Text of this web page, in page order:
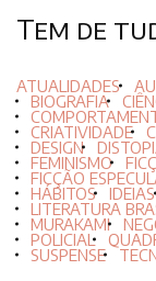
Tem de
ATUALIDADES
BIOGRAFIA
CRIATIVIDADE
DESIGN
FEMINISMO
FICÇÃO
HÁBITOS IDEIAS
LITERATURA
MURAKAMI
POLICIAL
SUSPENSE